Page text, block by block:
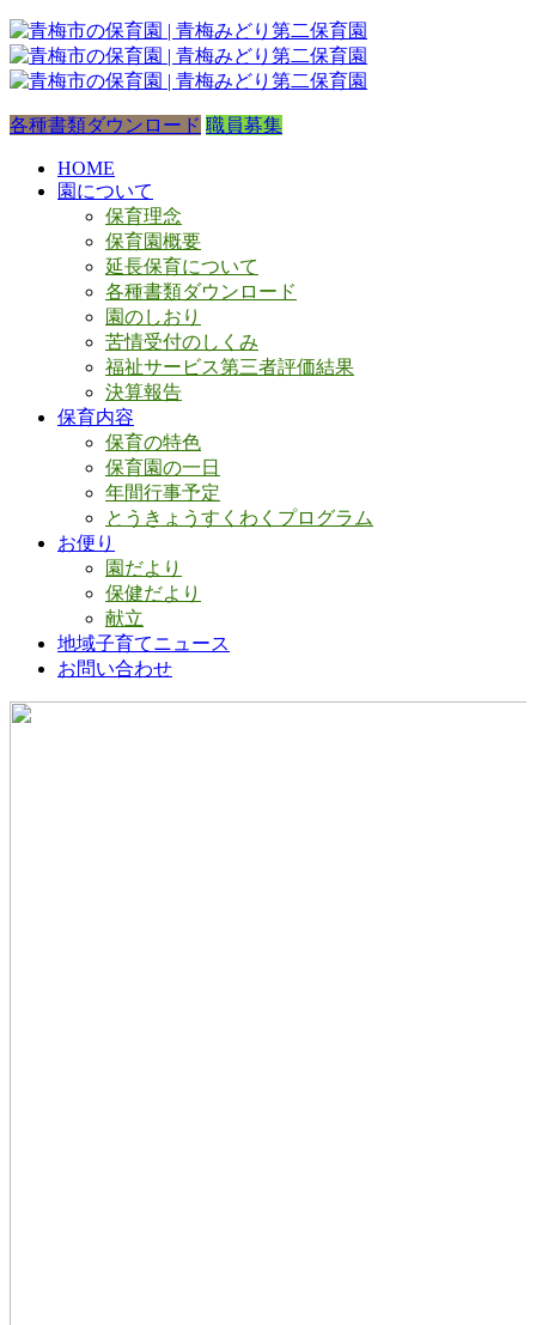
各種書類ダウンロード 職員募集
HOME
園について
保育理念
保育園概要
延長保育について
各種書類ダウンロード
園のしおり
苦情受付のしくみ
福祉サービス第三者評価結果
決算報告
保育内容
保育の特色
保育園の一日
年間行事予定
とうきょうすくわくプログラム
お便り
園だより
保健だより
献立
地域子育てニュース
お問い合わせ